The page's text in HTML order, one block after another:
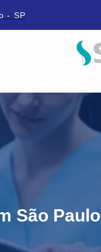
- SP
São Paulo